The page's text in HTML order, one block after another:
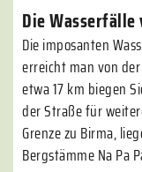
Die Wasserfälle
Die imposanten
erreicht man von
etwa 17 km biegen
der Straße für
Grenze zu Birma,
Bergstämme Na Pa